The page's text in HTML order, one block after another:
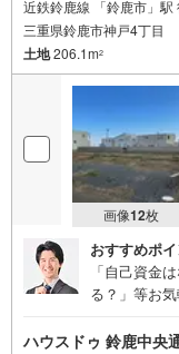
近鉄鈴鹿線 「鈴鹿市」駅
三重県鈴鹿市神戸4丁目
土地206.1m2
画像12枚
おすすめポ
「自己資金
る？」等お
みなどもご
ハウスドゥ 鈴鹿中